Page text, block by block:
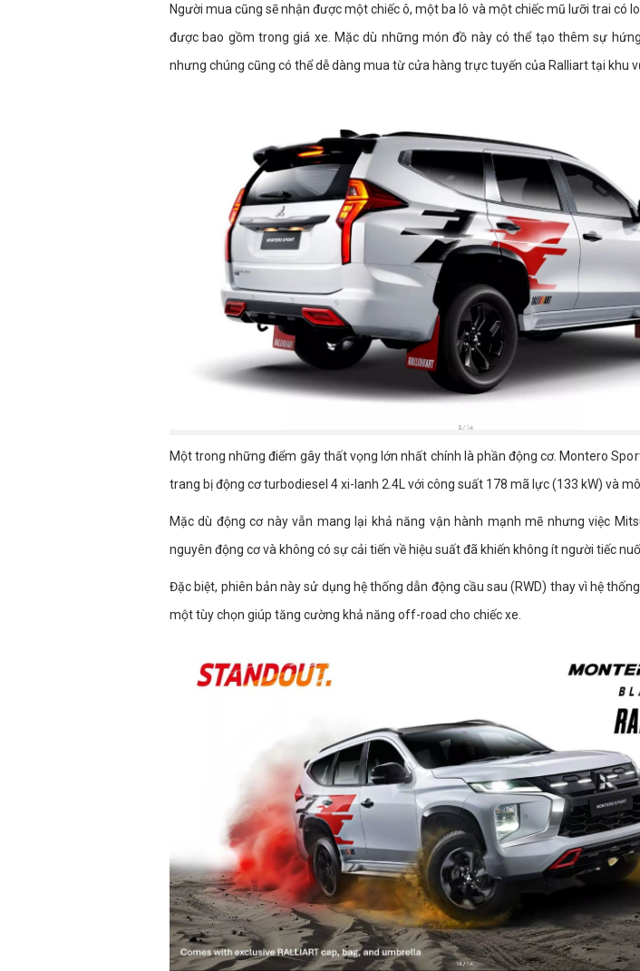
Người mua cũng sẽ nhận được một chiếc ô, một ba lô và một chiếc mũ lưỡi trai có
được bao gồm trong giá xe. Mặc dù những món đồ này có thể tạo thêm sự
nhưng chúng cũng có thể dễ dàng mua từ cửa hàng trực tuyến của Ralliart tại khu
Một trong những điểm gây thất vọng lớn nhất chính là phần động cơ. Montero
trang bị động cơ turbodiesel 4 xi-lanh 2.4L với công suất 178 mã lực (133 kW) và
Mặc dù động cơ này vẫn mang lại khả năng vận hành mạnh mẽ nhưng việc
nguyên động cơ và không có sự cải tiến về hiệu suất đã khiến không ít người tiếc
Đặc biệt, phiên bản này sử dụng hệ thống dẫn động cầu sau (RWD) thay vì hệ
một tùy chọn giúp tăng cường khả năng off-road cho chiếc xe.